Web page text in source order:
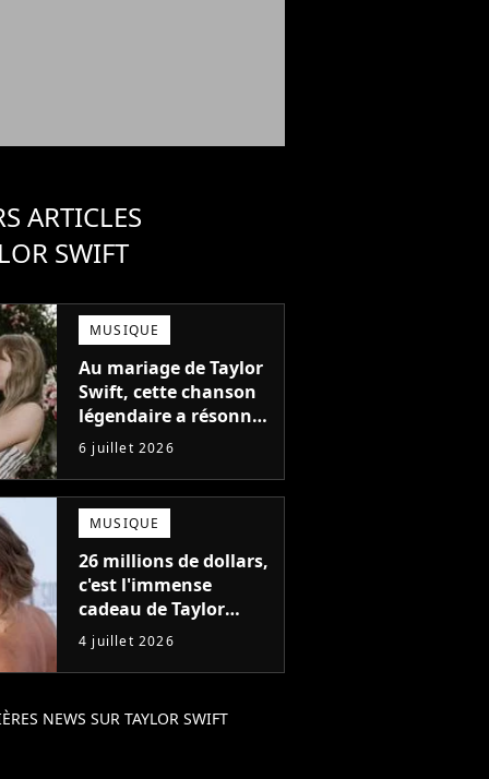
ARTICLES
SWIFT
MUSIQUE
Au mariage de Taylor
Swift, cette chanson
légendaire a résonné
pour la première fois
depuis 62 ans !
6 juillet 2026
MUSIQUE
26 millions de dollars,
c'est l'immense
cadeau de Taylor
Swift et Travis Kelce
pour leur mariage
4 juillet 2026
NEWS SUR TAYLOR SWIFT